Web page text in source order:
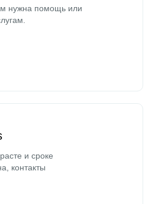
нужна помощь или
и сроке
контакты